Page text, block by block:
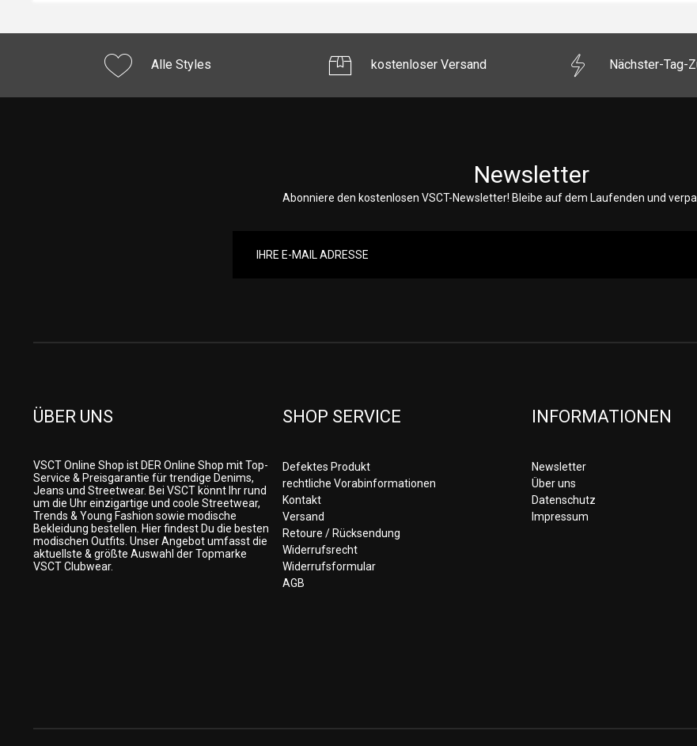
Alle Styles kostenloser Versand Nächster-Tag-
Newsletter
Abonniere den kostenlosen VSCT-Newsletter! Bleibe auf dem Laufenden und
ÜBER UNS
VSCT Online Shop ist DER Online Shop mit Top-
Service & Preisgarantie für trendige Denims,
Jeans und Streetwear. Bei VSCT könnt Ihr rund
um die Uhr einzigartige und coole Streetwear,
Trends & Young Fashion sowie modische
Bekleidung bestellen. Hier findest Du die besten
modischen Outfits. Unser Angebot umfasst die
aktuellste & größte Auswahl der Topmarke
VSCT Clubwear.
SHOP SERVICE
Defektes Produkt
rechtliche Vorabinformationen
Kontakt
Versand
Retoure / Rücksendung
Widerrufsrecht
Widerrufsformular
AGB
INFORMATIONEN
Newsletter
Über uns
Datenschutz
Impressum